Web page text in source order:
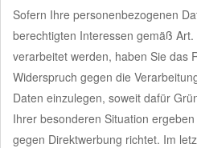
Sofern Ihre personenbezogenen
berechtigten Interessen gemäß Art.
verarbeitet werden, haben Sie das
Widerspruch gegen die
Daten einzulegen, soweit dafür
Ihrer besonderen Situation
gegen Direktwerbung richtet. Im